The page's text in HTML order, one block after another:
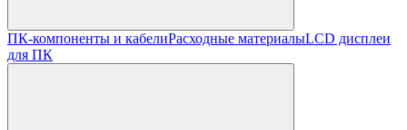
ПК-компоненты и кабелиРасходные материалыLCD дисплеи
для ПК